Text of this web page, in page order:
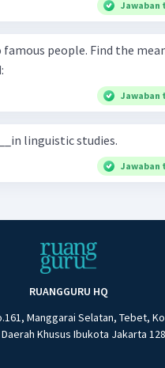
people. Find the
linguistic studies.
RUANGGURU HQ
Manggarai Selatan, Tebet,
Khusus Ibukota Jakarta